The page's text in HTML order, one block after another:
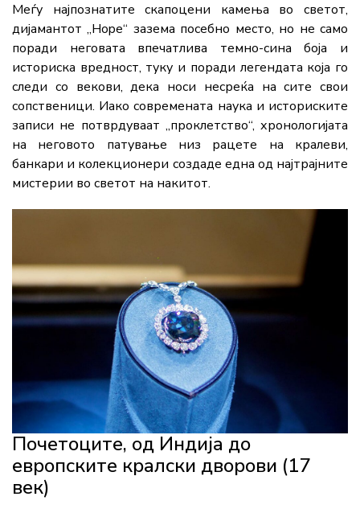
Меѓу најпознатите скапоцени камења во светот,
дијамантот „Hope“ зазема посебно место, но не само
поради неговата впечатлива темно-сина боја и
историска вредност, туку и поради легендата која го
следи со векови, дека носи несреќа на сите свои
сопственици. Иако современата наука и историските
записи не потврдуваат „проклетство“, хронологијата
на неговото патување низ рацете на кралеви,
банкари и колекционери создаде една од најтрајните
мистерии во светот на накитот.
Почетоците, од Индија до
европските кралски дворови (17
век)